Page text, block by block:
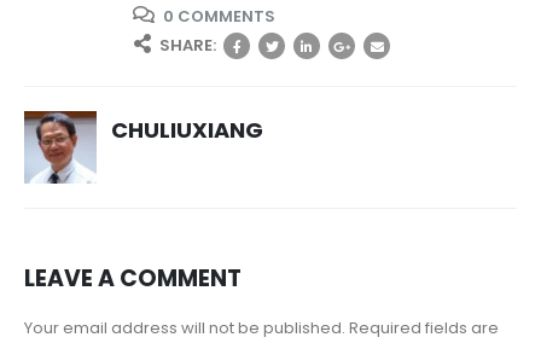
0 COMMENTS
SHARE:
CHULIUXIANG
LEAVE A COMMENT
Your email address will not be published. Required fields are